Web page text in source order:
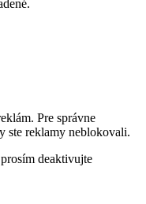
Pre správne
ste reklamy neblokovali.
deaktivujte